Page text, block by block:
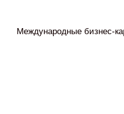
Международные бизнес-